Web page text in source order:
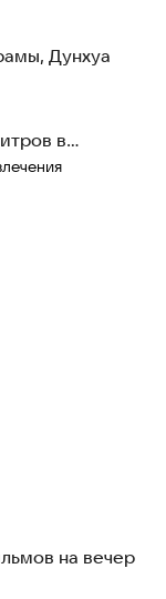
Дунхуа
в
на вечер